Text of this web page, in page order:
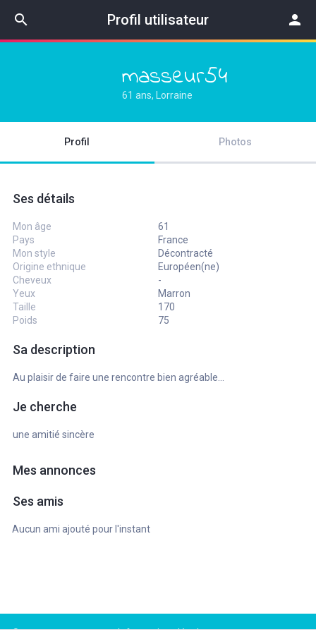
search Profil utilisateur person
masseur54
61 ans, Lorraine
Profil Photos
Ses détails
Mon âge
61
Pays
France
Mon style
Décontracté
Origine ethnique
Européen(ne)
Cheveux
-
Yeux
Marron
Taille
170
Poids
75
Sa description
Au plaisir de faire une rencontre bien agréable...
Je cherche
une amitié sincère
Mes annonces
Ses amis
Aucun ami ajouté pour l'instant